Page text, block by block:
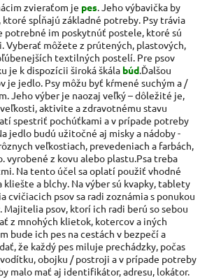
zvieraťom je pes. Jeho výbavička by
ktoré spĺňajú základné potreby. Psy trávia
potrebné im poskytnúť postele, ktoré sú
Vyberať môžete z prútených, plastových,
textilných postelí. Pre psov
je k dispozícii široká škála búd.Ďalšou
je jedlo. Psy môžu byť kŕmené suchým a /
Jeho výber je naozaj veľký – dôležité je,
aktivite a zdravotnému stavu
spestriť pochúťkami a v prípade potreby
jedlo budú užitočné aj misky a nádoby -
veľkostiach, prevedeniach a farbách,
vyrobené z kovu alebo plastu.Psa treba
Na tento účel sa oplatí použiť vhodné
kliešte a blchy. Na výber sú kvapky, tablety
cvičiacich psov sa radi zoznámia s ponukou
psov, ktorí ich radi berú so sebou
z mnohých klietok, kotercov a iných
bude ich pes na cestách v bezpečí a
že každý pes miluje prechádzky, počas
obojku / postroji a v prípade potreby
malo mať aj identifikátor, adresu, lokátor.